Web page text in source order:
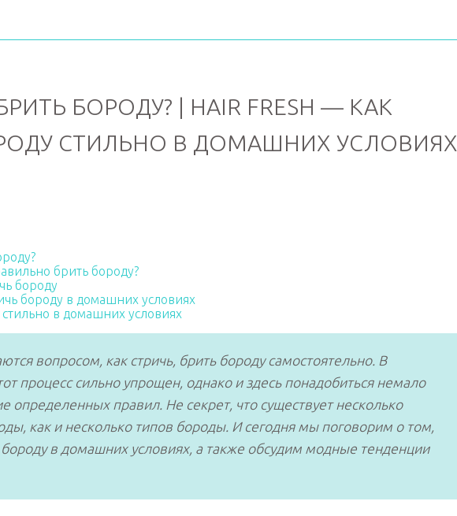
БОРОДУ? | HAIR FRESH — КАК
СТИЛЬНО В ДОМАШНИХ УСЛОВИЯХ
брить бороду?
бороду
бороду в домашних условиях
в домашних условиях
вопросом, как стричь, брить бороду самостоятельно. В
процесс сильно упрощен, однако и здесь понадобиться немало
определенных правил. Не секрет, что существует несколько
как и несколько типов бороды. И сегодня мы поговорим о том,
бороду в домашних условиях, а также обсудим модные тенденции